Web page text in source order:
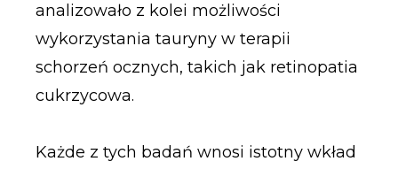
analizowało z kolei możliwości
wykorzystania tauryny w terapii
schorzeń ocznych, takich jak retinopatia
cukrzycowa.
Każde z tych badań wnosi istotny wkład